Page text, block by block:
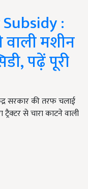
:
वाली मशीन
पढ़ें पूरी
सरकार की तरफ चलाई
से चारा काटने वाली